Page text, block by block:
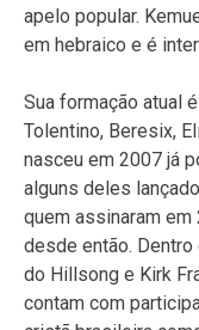
apelo popular.
em hebraico e é
Sua formação atual
Tolentino, Beresix,
nasceu em 2007 já
alguns deles
quem assinaram
desde então.
do Hillsong e Kirk
contam com